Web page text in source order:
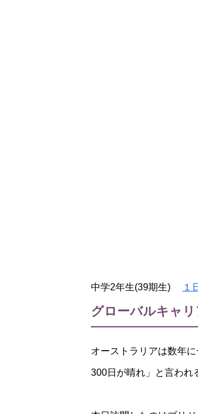
中学2年生(39期生) １
グローバルキャ
オーストラリアは数年
300日が晴れ」と言われ